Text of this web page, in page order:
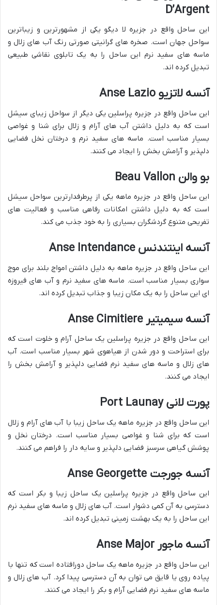
D’Argent
این ساحل واقع در جزیره لا دیگو یکی از مشهورترین و زیباترین
سواحل جهان است. صخره های گرانیتی صورتی رنگ آب های زلال و
ماسه های سفید نرم این ساحل را به یک تابلوی نقاشی طبیعی
تبدیل کرده اند.
آنسه لاتزیو Anse Lazio
این ساحل واقع در جزیره پراسلین یکی دیگر از سواحل زیبای سیشل
است که به دلیل داشتن آب های آرام و زلال برای شنا و غواصی
بسیار مناسب است. ماسه های سفید نرم و درختان نخل فضایی
دلپذیر و آرامش بخش را ایجاد می کنند.
بو والن Beau Vallon
این ساحل واقع در جزیره ماهه یکی از پرطرفدارترین سواحل سیشل
است که به دلیل داشتن امکانات رفاهی مناسب و فعالیت های
تفریحی متنوع گردشگران بسیاری را به خود جذب می کند.
آنسه اینتندنس Anse Intendance
این ساحل واقع در جزیره ماهه به دلیل داشتن امواج بلند برای موج
سواری بسیار مناسب است. ماسه های سفید نرم و آب های فیروزه
ای این ساحل را به یک مکان زیبا و جذاب تبدیل کرده اند.
آنسه سیمیتیر Anse Cimitiere
این ساحل واقع در جزیره پراسلین یک ساحل آرام و خلوت است که
برای استراحت و دور شدن از هیاهوی شهر بسیار مناسب است. آب
های زلال و ماسه های سفید نرم فضایی دلپذیر و آرامش بخش را
ایجاد می کنند.
پورت لانی Port Launay
این ساحل واقع در جزیره ماهه یک ساحل زیبا با آب های آرام و زلال
است که برای شنا و غواصی بسیار مناسب است. درختان نخل و
پوشش گیاهی سرسبز فضایی دلپذیر و سایه دار را فراهم می کنند.
آنسه جورجت Anse Georgette
این ساحل واقع در جزیره پراسلین یک ساحل زیبا و بکر است که
دسترسی به آن کمی دشوار است. آب های زلال و ماسه های سفید نرم
این ساحل را به یک بهشت زمینی تبدیل کرده اند.
آنسه ماجور Anse Major
این ساحل واقع در جزیره ماهه یک ساحل دورافتاده است که تنها با
پیاده روی یا قایق می توان به آن دسترسی پیدا کرد. آب های زلال و
ماسه های سفید نرم فضایی آرام و بکر را ایجاد می کنند.